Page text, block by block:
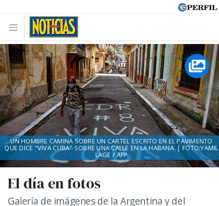
El día en fotos
Galería de imágenes de la Argentina y del
UN HOMBRE CAMINA SOBRE UN CARTEL ESCRITO EN EL PAVIMENTO
QUE DICE "VIVA CUBA" SOBRE UNA CALLE EN LA HABANA. | FOTO:YAMIL
LAGE / AFP